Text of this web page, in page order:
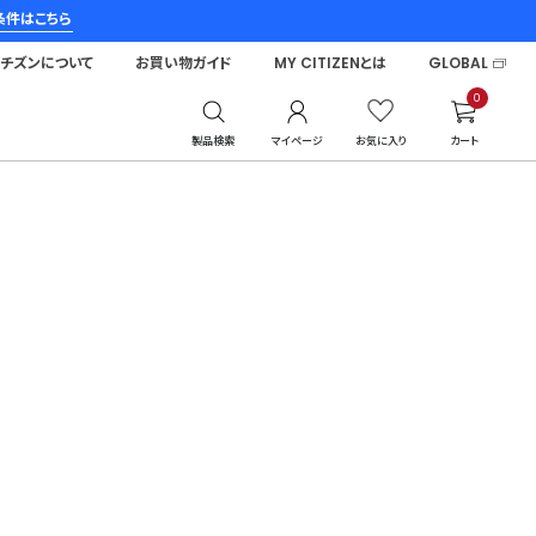
はこちら
製品検索 マイページ お気に入り
0
カート
ズンについて お買い物ガイド MY CITIZENとは GLOBAL